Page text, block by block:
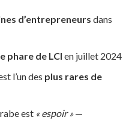
d’entrepreneurs dans
phare de LCI en juillet 2024
l’un des plus rares de
est « espoir »—